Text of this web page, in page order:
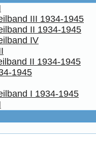
III 1934-1945
II 1934-1945
IV
II 1934-1945
1945
I 1934-1945